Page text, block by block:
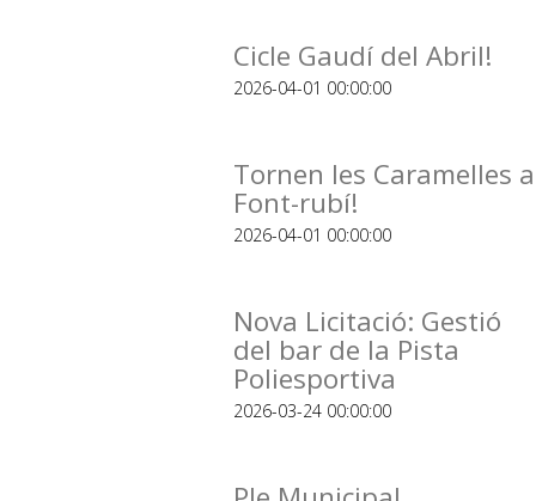
Cicle Gaudí del Abril!
2026-04-01 00:00:00
Tornen les Caramelles a
Font-rubí!
2026-04-01 00:00:00
Nova Licitació: Gestió
del bar de la Pista
Poliesportiva
2026-03-24 00:00:00